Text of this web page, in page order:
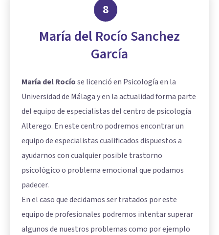
8
María del Rocío Sanchez
García
María del Rocíose licenció en Psicología en la
Universidad de Málaga y en la actualidad forma parte
del equipo de especialistas del centro de psicología
Alterego. En este centro podremos encontrar un
equipo de especialistas cualificados dispuestos a
ayudarnos con cualquier posible trastorno
psicológico o problema emocional que podamos
padecer.
En el caso que decidamos ser tratados por este
equipo de profesionales podremos intentar superar
algunos de nuestros problemas como por ejemplo